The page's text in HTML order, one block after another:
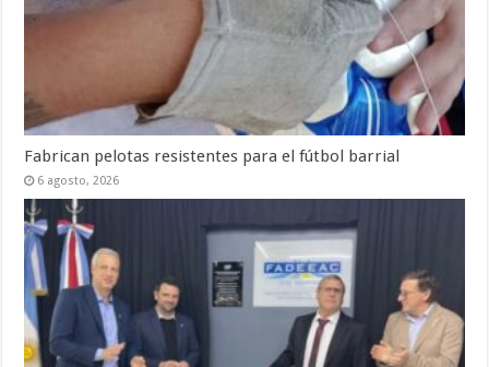
Fabrican pelotas resistentes para el fútbol barrial
6 agosto, 2026